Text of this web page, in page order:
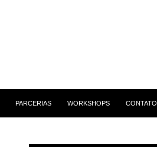
PARCERIAS WORKSHOPS CONTATO